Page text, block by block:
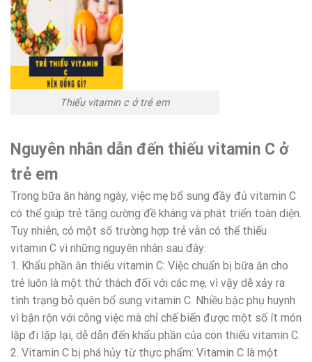
Thiếu vitamin c ở trẻ em
Nguyên nhân dẫn đến thiếu vitamin C ở
trẻ em
Trong bữa ăn hàng ngày, việc mẹ bổ sung đầy đủ vitamin C
có thể giúp trẻ tăng cường đề kháng và phát triển toàn diện.
Tuy nhiên, có một số trường hợp trẻ vẫn có thể thiếu
vitamin C vì những nguyên nhân sau đây:
1. Khẩu phần ăn thiếu vitamin C: Việc chuẩn bị bữa ăn cho
trẻ luôn là một thử thách đối với các mẹ, vì vậy dễ xảy ra
tình trạng bỏ quên bổ sung vitamin C. Nhiều bậc phụ huynh
vì bận rộn với công việc mà chỉ chế biến được một số ít món
lặp đi lặp lại, dễ dẫn đến khẩu phần của con thiếu vitamin C.
2. Vitamin C bị phá hủy từ thực phẩm: Vitamin C là một